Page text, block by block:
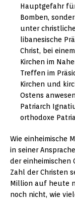
Hauptgefahr
Bomben,
unter
libanesische
Christ, bei
Kirchen im
Treffen im
Kirchen und
Ostens
Patriarch
orthodoxe
Wie einheimische
in seiner
der einheimischen
Zahl der Christen
Million auf heute
noch nicht, wie